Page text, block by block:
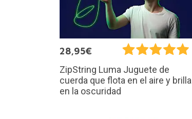
28,95€
ZipString Luma Juguete de
cuerda que flota en el aire y brilla
en la oscuridad